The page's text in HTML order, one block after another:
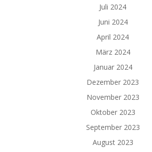
Juli 2024
Juni 2024
April 2024
März 2024
Januar 2024
Dezember 2023
November 2023
Oktober 2023
September 2023
August 2023